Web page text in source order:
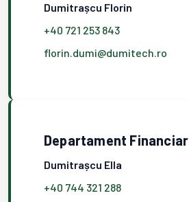
Dumitrașcu Florin
+40 721 253 843
florin.dumi@dumitech.ro
Departament Financiar
Dumitrașcu Ella
+40 744 321 288